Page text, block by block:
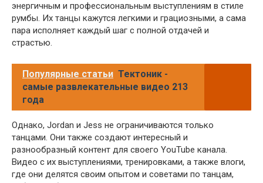
энергичным и профессиональным выступлениям в стиле
румбы. Их танцы кажутся легкими и грациозными, а сама
пара исполняет каждый шаг с полной отдачей и
страстью.
Популярные статьи Тектоник -
самые развлекательные видео 213
года
Однако, Jordan и Jess не ограничиваются только
танцами. Они также создают интересный и
разнообразный контент для своего YouTube канала.
Видео с их выступлениями, тренировками, а также влоги,
где они делятся своим опытом и советами по танцам,